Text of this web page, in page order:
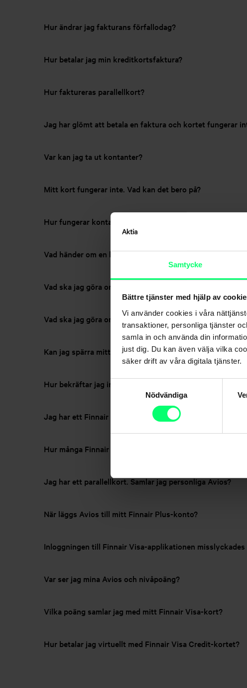
Samtycke
Bättre tjänster med hjälp av
Vi använder cookies i våra
transaktioner, personliga tjänster
samla in och använda din
just dig. Du kan även välja vilka
säker drift av våra digitala tjänster.
Samtyckesval
Nödvändiga
Hur ändrar jag fakturans förfallodag?
Hur betalar jag min kreditkortsfaktura?
Hur faktureras parallellkort?
Jag har glömt att betala en faktura och kortet fungerar
Var kan jag ta ut kontanter?
Mitt kort fungerar inte. Vad kan det bero på?
Hur fungerar kontaktlös betalning?
Vad händer om en betalning har blivit felaktigt
Vad ska jag göra om mitt tappas bort eller blir stulet?
Vad ska jag göra om mitt tappas bort eller blir stulet
Kan jag spärra mitt kort tillfälligt?
Hur bekräftar jag internetköp?
Jag har ett Finnair Visa Credit-kort, varför ser jag inte
Hur många Finnair Avios samlar jag för varje euro jag
Jag har ett parallellkort. Samlar jag personliga Avios?
När läggs Avios till mitt Finnair Plus-konto?
Inloggningen till Finnair Visa-applikationen misslyckades
Var ser jag mina Avios och nivåpoäng?
Vilka poäng samlar jag med mitt Finnair Visa-kort?
Hur betalar jag virtuellt med Finnair Visa Credit-kortet?